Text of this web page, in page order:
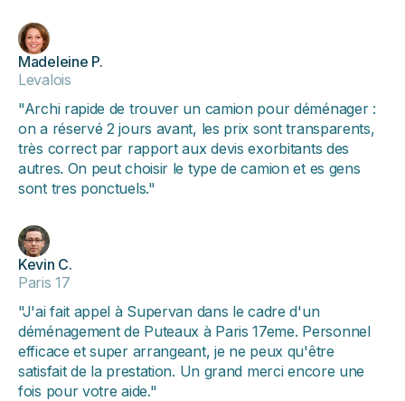
Madeleine P.
Levalois
"Archi rapide de trouver un camion pour déménager :
on a réservé 2 jours avant, les prix sont transparents,
très correct par rapport aux devis exorbitants des
autres. On peut choisir le type de camion et es gens
sont tres ponctuels."
Kevin C.
Paris 17
"J'ai fait appel à Supervan dans le cadre d'un
déménagement de Puteaux à Paris 17eme. Personnel
efficace et super arrangeant, je ne peux qu'être
satisfait de la prestation. Un grand merci encore une
fois pour votre aide."